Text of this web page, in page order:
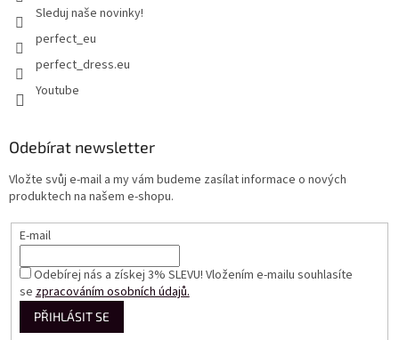
Sleduj naše novinky!
perfect_eu
perfect_dress.eu
Youtube
Odebírat newsletter
Vložte svůj e-mail a my vám budeme zasílat informace o nových
produktech na našem e-shopu.
E-mail
Odebírej nás a získej 3% SLEVU! Vložením e-mailu souhlasíte
se zpracováním osobních údajů.
PŘIHLÁSIT SE